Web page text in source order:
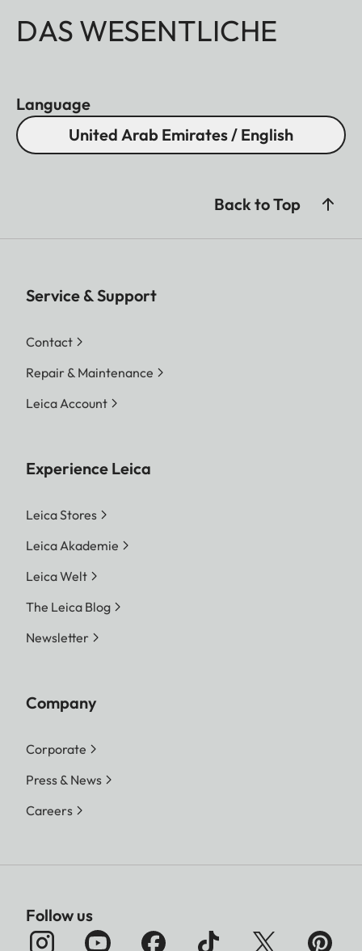
DAS WESENTLICHE
Language
United Arab Emirates / English
Back to Top
Service & Support
Contact
Repair & Maintenance
Leica Account
Experience Leica
Leica Stores
Leica Akademie
Leica Welt
The Leica Blog
Newsletter
Company
Corporate
Press & News
Careers
Follow us